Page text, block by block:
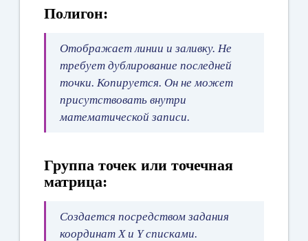
Полигон:
Отображает линии и заливку. Не
требует дублирование последней
точки. Копируется. Он не может
присутствовать внутри
математической записи.
Группа точек или точечная
матрица:
Создается посредством задания
координат X и Y списками.